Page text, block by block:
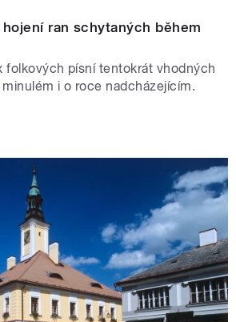
ran schytaných během
folkových písní tentokrát vhodných
i o roce nadcházejícím.